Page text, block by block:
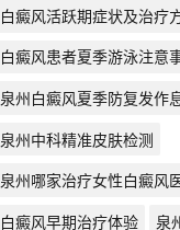
白癜风活跃期症状及治疗
白癜风患者夏季游泳注意
泉州白癜风夏季防复发作
泉州中科精准皮肤检测
泉州哪家治疗女性白癜风
白癜风早期治疗体验
泉